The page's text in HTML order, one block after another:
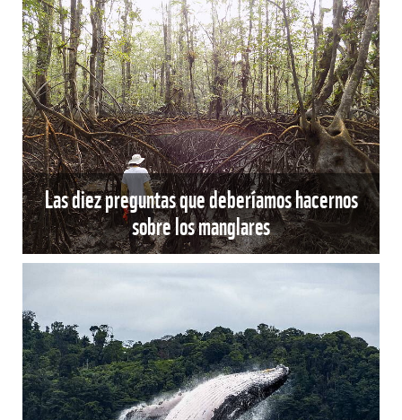
Las diez preguntas que deberíamos hacernos
sobre los manglares